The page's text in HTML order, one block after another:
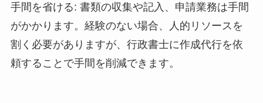
手間を省ける: 書類の収集や記入、申請業務は手間
がかかります。経験のない場合、人的リソースを
割く必要がありますが、行政書士に作成代行を依
頼することで手間を削減できます。